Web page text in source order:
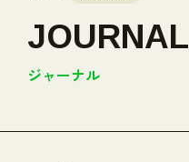
TOUR/EVENT
JOURNAL
ジャーナル